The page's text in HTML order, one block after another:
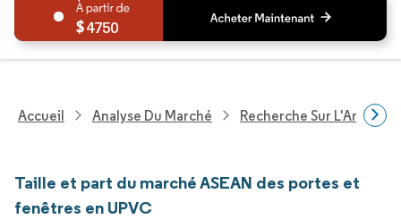
4750
Accueil Analyse Du Marché Recherche Sur
Taille et part du marché ASEAN des portes et
fenêtres en UPVC